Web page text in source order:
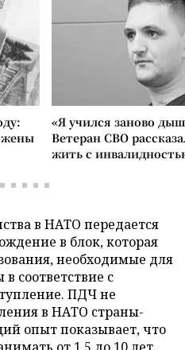
«Я учился заново
Ветеран СВО
жить с
в НАТО передается
в блок, которая
необходимые для
соответствие с
ПДЧ не
в НАТО страны-
опыт показывает, что